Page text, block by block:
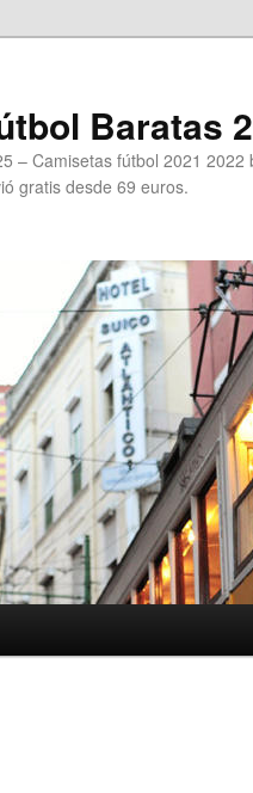
Baratas
– Camisetas fútbol 2021 2022
gratis desde 69 euros.